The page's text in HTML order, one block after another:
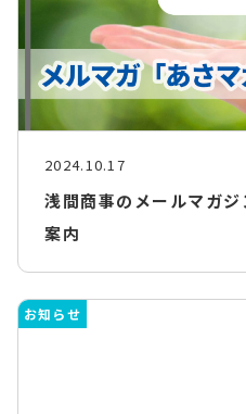
2024.10.17
浅間商事のメールマガ
案内
お知らせ